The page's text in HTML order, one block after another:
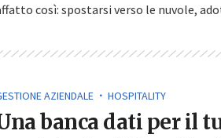
così: spostarsi verso le nuvole,
AZIENDALE HOSPITALITY
banca dati per il